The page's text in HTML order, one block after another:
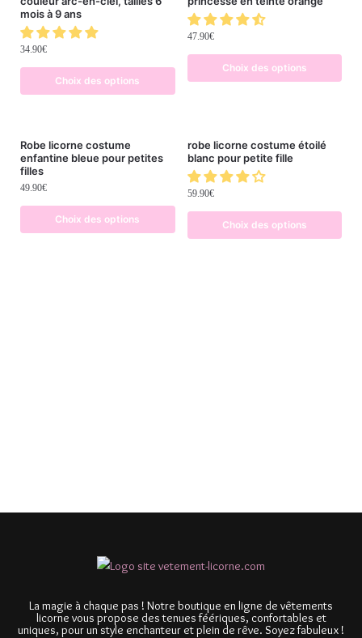
mois à 9 ans
34.90€
Choix des options
47.90€
Choix des options
Robe licorne costume
enfantine bleue pour petites
filles
49.90€
Choix des options
robe licorne costume étoilé
blanc pour petite fille
59.90€
Choix des options
La magie à chaque pas ! Notre boutique en ligne de vêtements
licorne vous propose des tenues féériques, confortables et
uniques, pour un style enchanteur et plein de rêve. Soyez fabuleux !